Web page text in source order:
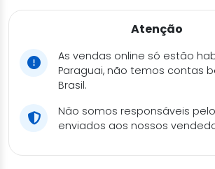
Atenção
As vendas online só estão
Paraguai, não temos contas
Brasil.
Não somos responsáveis
enviados aos nossos